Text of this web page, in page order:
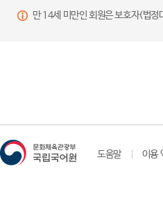
만 14세 미만인 회원은 보호자(법정
도움말 이용